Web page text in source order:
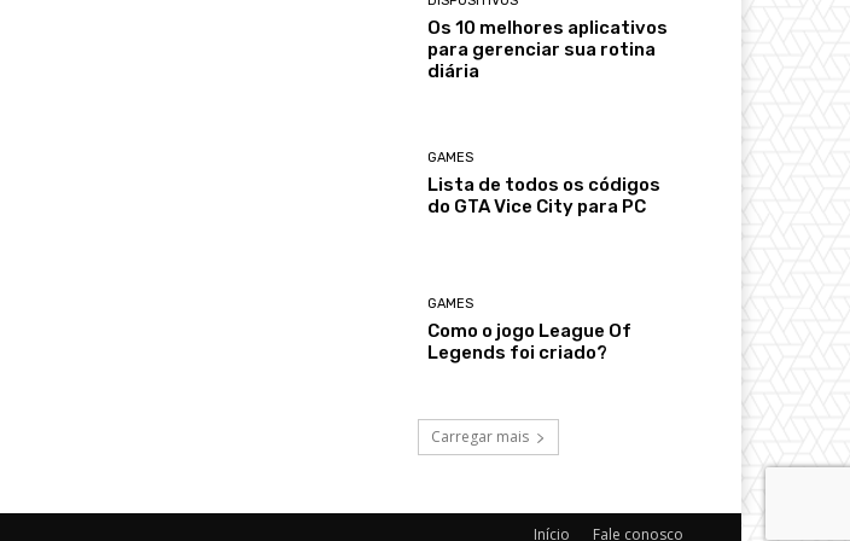
Os 10 melhores aplicativos
para gerenciar sua rotina
diária
GAMES
Lista de todos os códigos
do GTA Vice City para PC
GAMES
Como o jogo League Of
Legends foi criado?
Carregar mais
Início Fale conosco